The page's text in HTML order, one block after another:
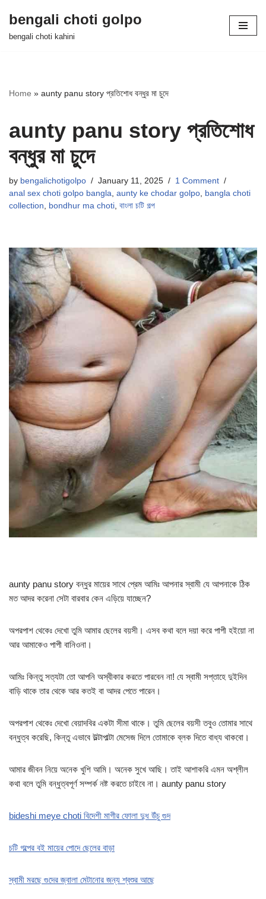
Skip
bengali choti golpo
bengali choti kahini
Home » aunty panu story প্রতিশোধ বন্ধুর মা চুদে
aunty panu story প্রতিশোধ
বন্ধুর মা চুদে
by bengalichotigolpo January 11, 2025
1 Comment
anal sex choti golpo bangla, aunty ke chodar golpo, bangla choti
collection, bondhur ma choti, বাংলা চটি গল্প
aunty panu story বন্ধুর মায়ের সাথে প্রেম আমিঃ আপনার স্বামী যে আপনাকে ঠিক
মত আদর করেনা সেটা বারবার কেন এড়িয়ে যাচ্ছেন?
অপরপাশ থেকেঃ দেখো তুমি আমার ছেলের বয়সী। এসব কথা বলে দয়া করে পাপী হইয়ো না
আর আমাকেও পাপী বানিওনা।
আমিঃ কিন্তু সত্যটা তো আপনি অস্বীকার করতে পারবেন না! যে স্বামী সপ্তাহে দুইদিন
বাড়ি থাকে তার থেকে আর কতই বা আদর পেতে পারেন।
অপরপাশ থেকেঃ দেখো বেয়াদবির একটা সীমা থাকে। তুমি ছেলের বয়সী তবুও তোমার সাথে
বন্ধুত্ব করেছি, কিন্তু এভাবে উল্টাপাল্টা মেসেজ দিলে তোমাকে ব্লক দিতে বাধ্য থাকবো।
আমার জীবন নিয়ে অনেক খুশি আমি। অনেক সুখে আছি। তাই আশাকরি এমন অশ্লীল
কথা বলে তুমি বন্ধুত্বপূর্ণ সম্পর্ক নষ্ট করতে চাইবে না। aunty panu story
bideshi meye choti বিদেশী মাগীর ফোলা দুধ উঁচু গুদ
চটি গল্পের বই মায়ের পোদে ছেলের বাড়া
স্বামী মরছে গুদের জ্বালা মেটানোর জন্য শ্বশুর আছে